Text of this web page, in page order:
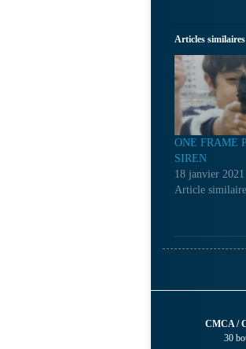
Articles similaires
ONE FRAME
SIREN
18 janvier 2021
Article similaire
CMCA /
30